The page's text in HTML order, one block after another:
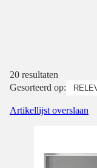
20 resultaten
Gesorteerd op:
Artikellijst overslaan